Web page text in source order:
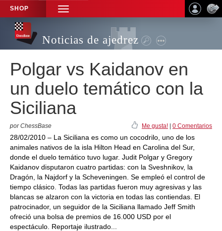
SHOP
TOGGLE
NAVIGATION
Noticias de ajedrez
Polgar vs Kaidanov en
un duelo temático con la
Siciliana
por ChessBase Me gusta! 0 Comentarios
28/02/2010 – La Siciliana es como un cocodrilo, uno de los
animales nativos de la isla Hilton Head en Carolina del Sur,
donde el duelo temático tuvo lugar. Judit Polgar y Gregory
Kaidanov disputaron cuatro partidas: con la Sveshnikov, la
Dragón, la Najdorf y la Scheveningen. Se empleó el control de
tiempo clásico. Todas las partidas fueron muy agresivas y las
blancas se alzaron con la victoria en todas las contiendas. El
patrocinador, un seguidor de la Siciliana llamado Jeff Smith
ofreció una bolsa de premios de 16.000 USD por el
espectáculo. Reportaje ilustrado...